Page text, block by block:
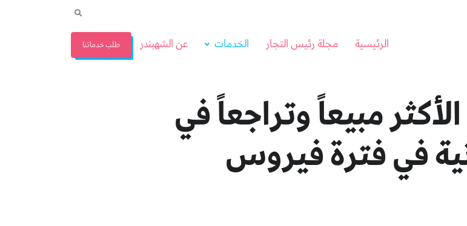
الرئيسية مجلة رئيس التجار الخدمات عن الشهبندر طلب خدماتنا
المنتجات الـ 100 الأكثر مبيعاً وتراجعاً في
في فترة فيروس